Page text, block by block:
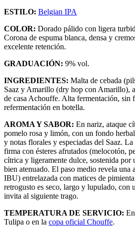
ESTILO: Belgian IPA
COLOR: Dorado pálido con ligera
Corona de espuma blanca, densa y
excelente retención.
GRADUACIÓN: 9% vol.
INGREDIENTES: Malta de cebada
Saaz y Amarillo (dry hop con Amarillo),
de casa Achouffe. Alta fermentación, sin
refermentación en botella.
AROMA Y SABOR: En nariz, ataque
pomelo rosa y limón, con un fondo
y notas florales y especiadas del Saaz.
firma con ésteres afrutados (melocotón,
cítrica y ligeramente dulce, sostenida por
bien atenuado. El paso medio revela una
IBU) entrelazada con matices de
retrogusto es seco, largo y lupulado, con
invita al siguiente trago.
TEMPERATURA DE SERVICIO:
Tulipa o en la copa oficial Chouffe.